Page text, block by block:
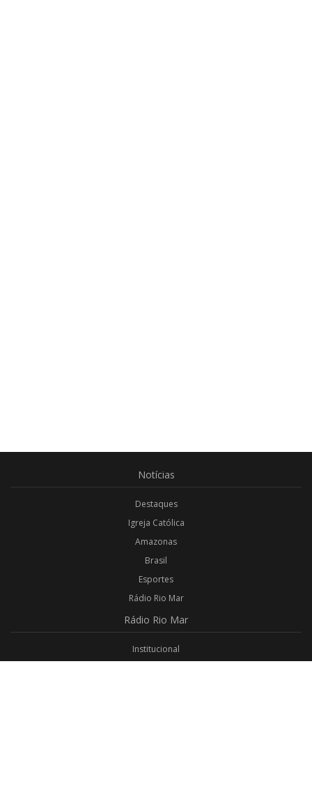
Notícias
Destaques
Igreja Católica
Amazonas
Brasil
Esportes
Rádio Rio Mar
Rádio Rio Mar
Institucional